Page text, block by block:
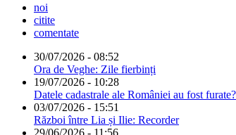
noi
citite
comentate
30/07/2026 - 08:52
Ora de Veghe: Zile fierbinți
19/07/2026 - 10:28
Datele cadastrale ale României au fost
03/07/2026 - 15:51
Război între Lia și Ilie: Recorder
29/06/2026 - 11:56